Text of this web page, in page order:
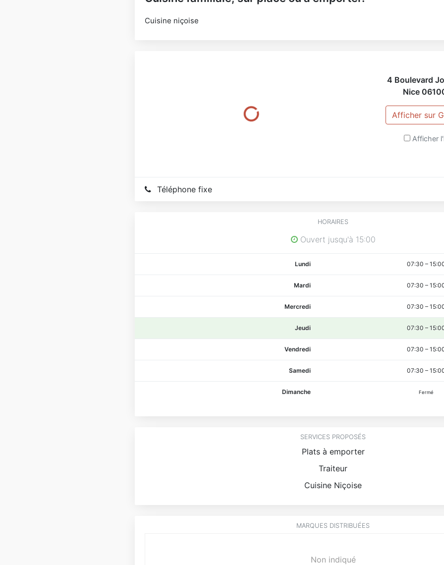
Cuisine niçoise
4 Boulevard
Nice
Afficher sur
Afficher
Téléphone fixe
HORAIRES
Ouvert jusqu'à 15:00
Lundi 07:30 –
Mardi 07:30 –
Mercredi 07:30 –
Jeudi 07:30 –
Vendredi 07:30 –
Samedi 07:30 –
Dimanche Fermé
SERVICES PROPOSÉS
Plats à emporter
Traiteur
Cuisine Niçoise
MARQUES DISTRIBUÉES
Non indiqué